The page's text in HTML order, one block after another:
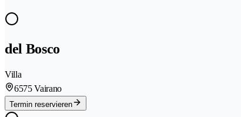
del Bosco
Villa
6575 Vairano
Termin reservieren